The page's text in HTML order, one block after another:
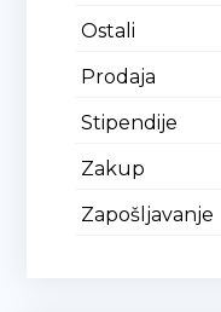
Ostali
Prodaja
Stipendije
Zakup
Zapošljavanje